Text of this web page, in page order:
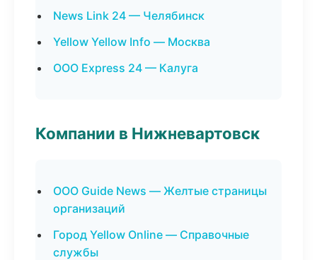
News Link 24 — Челябинск
Yellow Yellow Info — Москва
ООО Express 24 — Калуга
Компании в Нижневартовск
ООО Guide News — Желтые страницы
организаций
Город Yellow Online — Справочные
службы